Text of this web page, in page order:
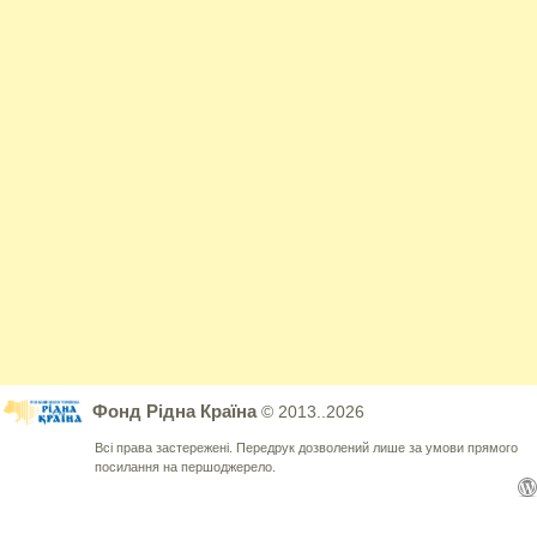
Фонд Рідна Країна© 2013..2026
Всі права застережені. Передрук дозволений лише за умови прямого
посилання на першоджерело.